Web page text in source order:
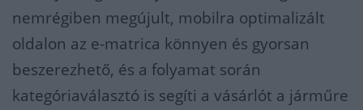
nemrégiben megújult, mobilra optimalizált
oldalon az e-matrica könnyen és gyorsan
beszerezhető, és a folyamat során
kategóriaválasztó is segíti a vásárlót a járműre